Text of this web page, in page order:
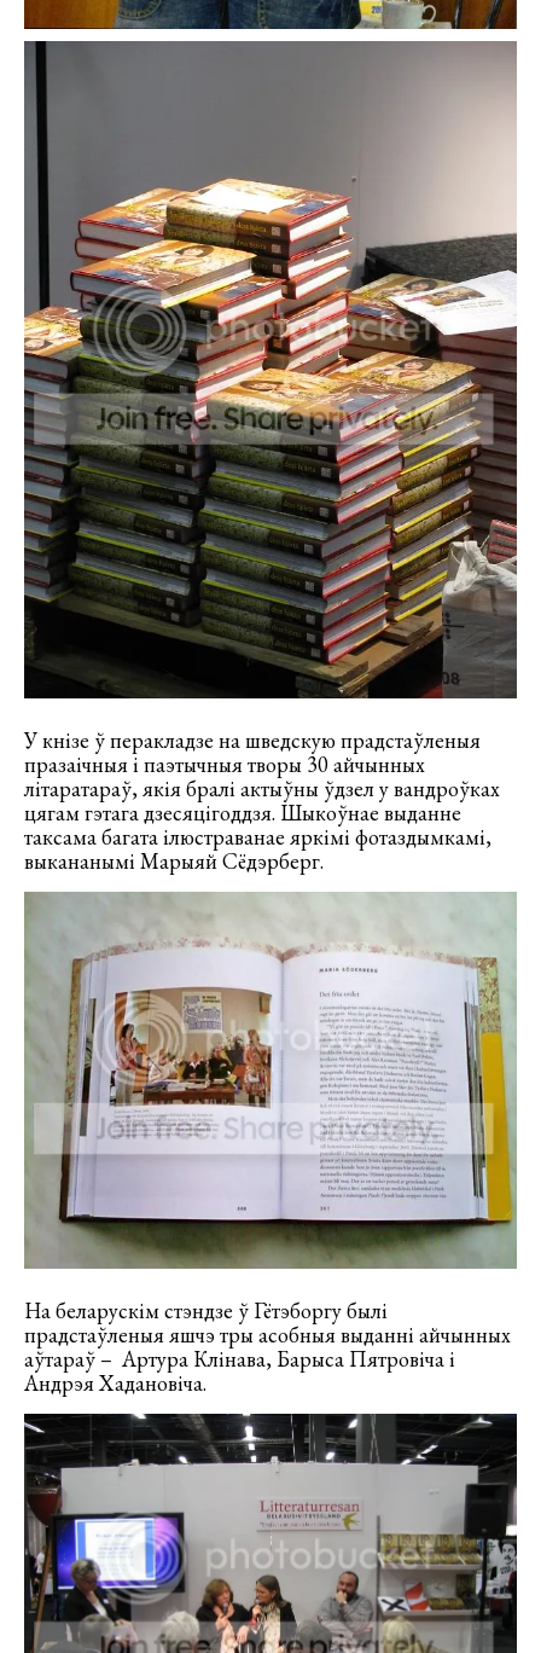
У кнізе ў перакладзе на шведскую прадстаўленыя
празаічныя і паэтычныя творы 30 айчынных
літаратараў, якія бралі актыўны ўдзел у вандроўках
цягам гэтага дзесяцігоддзя. Шыкоўнае выданне
таксама багата ілюстраванае яркімі фотаздымкамі,
выкананымі Марыяй Сёдэрберг.
На беларускім стэндзе ў Гётэборгу былі
прадстаўленыя яшчэ тры асобныя выданні айчынных
аўтараў – Артура Клінава, Барыса Пятровіча і
Андрэя Хадановіча.